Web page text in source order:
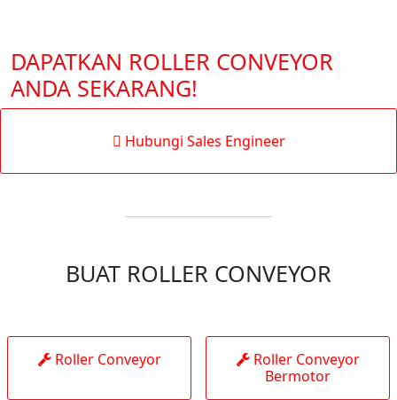
DAPATKAN ROLLER CONVEYOR
ANDA SEKARANG!
BUAT ROLLER CONVEYOR
Roller Conveyor